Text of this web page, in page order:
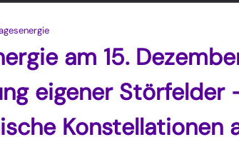
am 15.
eigener Störfelder
Konstellationen